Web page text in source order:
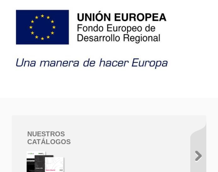
NUESTROS
CATÁLOGOS